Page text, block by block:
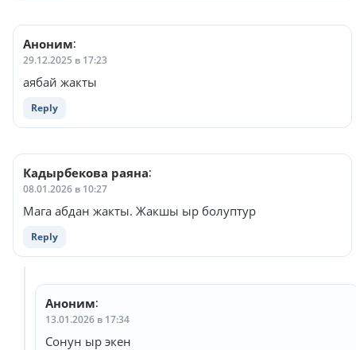
Аноним:
29.12.2025 в 17:23
аябай жакты
Reply
Кадырбекова раяна:
08.01.2026 в 10:27
Мага абдан жакты. Жакшы ыр болуптур
Reply
Аноним:
13.01.2026 в 17:34
Сонун ыр экен